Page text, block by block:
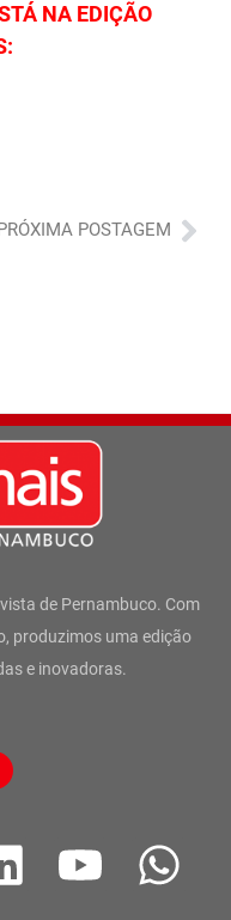
NA EDIÇÃO
PRÓXIMA POSTAGEM
de Pernambuco. Com
produzimos uma edição
e inovadoras.
L
Y
W